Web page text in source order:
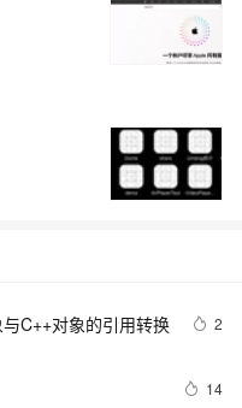
C++对象的引用转换 2
14